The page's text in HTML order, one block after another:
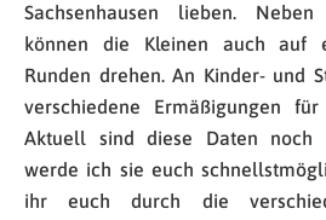
Sachsenhausen lieben.
können die Kleinen auch auf
Runden drehen. An Kinder- und
verschiedene Ermäßigungen
Aktuell sind diese Daten noch
werde ich sie euch
ihr euch durch die